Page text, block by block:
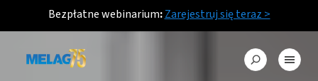
Bezpłatne webinarium:Zarejestruj się teraz >